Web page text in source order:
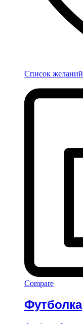
Список желаний
Compare
Футболка